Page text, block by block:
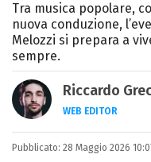
Tra musica popolare,
nuova conduzione,
Melozzi si prepara a
sempre.
Riccardo
WEB EDITOR
LINKEDIN
Si avvicina
Pubblicato: 28 Maggio 2026